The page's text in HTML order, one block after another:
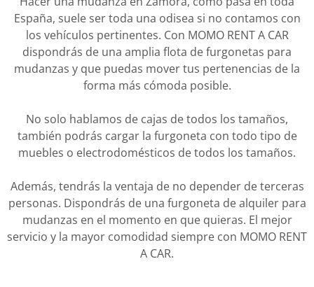
España, suele ser toda una odisea si no contamos con
los vehículos pertinentes. Con MOMO RENT A CAR
dispondrás de una amplia flota de furgonetas para
mudanzas y que puedas mover tus pertenencias de la
forma más cómoda posible.
No solo hablamos de cajas de todos los tamaños,
también podrás cargar la furgoneta con todo tipo de
muebles o electrodomésticos de todos los tamaños.
Además, tendrás la ventaja de no depender de terceras
personas. Dispondrás de una furgoneta de alquiler para
mudanzas en el momento en que quieras. El mejor
servicio y la mayor comodidad siempre con MOMO RENT
A CAR.